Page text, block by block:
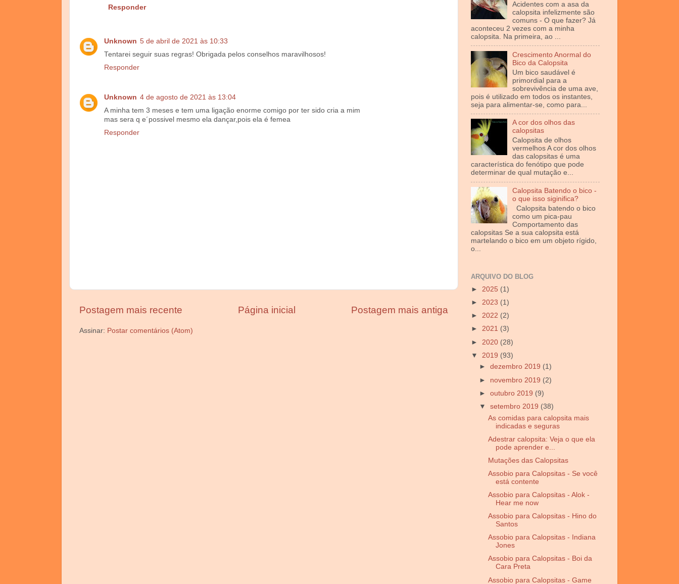
Responder
Unknown 5 de abril de 2021 às 10:33
Tentarei seguir suas regras! Obrigada pelos conselhos maravilhosos!
Responder
Unknown 4 de agosto de 2021 às 13:04
A minha tem 3 meses e tem uma ligação enorme comigo por ter sido cria a mim
mas sera q e´possivel mesmo ela dançar,pois ela é femea
Responder
Postagem mais recente Postagem mais antiga
Página inicial
Assinar: Postar comentários (Atom)
Acidentes com a asa da
calopsita infelizmente são
comuns - O que fazer? Já
aconteceu 2 vezes com a minha
calopsita. Na primeira, ao ...
Crescimento Anormal do
Bico da Calopsita
Um bico saudável é
primordial para a
sobrevivência de uma ave,
pois é utilizado em todos os instantes,
seja para alimentar-se, como para...
A cor dos olhos das
calopsitas
Calopsita de olhos
vermelhos A cor dos olhos
das calopsitas é uma
característica do fenótipo que pode
determinar de qual mutação e...
Calopsita Batendo o bico -
o que isso siginifica?
Calopsita batendo o bico
como um pica-pau
Comportamento das
calopsitas Se a sua calopsita está
martelando o bico em um objeto rígido,
o...
ARQUIVO DO BLOG
► 2025 (1)
► 2023 (1)
► 2022 (2)
► 2021 (3)
► 2020 (28)
▼ 2019 (93)
►dezembro 2019 (1)
► novembro 2019 (2)
►outubro 2019 (9)
▼setembro 2019 (38)
As comidas para calopsita mais
indicadas e seguras
Adestrar calopsita: Veja o que ela
pode aprender e...
Mutações das Calopsitas
Assobio para Calopsitas - Se você
está contente
Assobio para Calopsitas - Alok -
Hear me now
Assobio para Calopsitas - Hino do
Santos
Assobio para Calopsitas - Indiana
Jones
Assobio para Calopsitas - Boi da
Cara Preta
Assobio para Calopsitas - Game